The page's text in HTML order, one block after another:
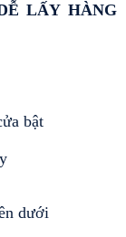
LẤY HÀNG
bật
dưới